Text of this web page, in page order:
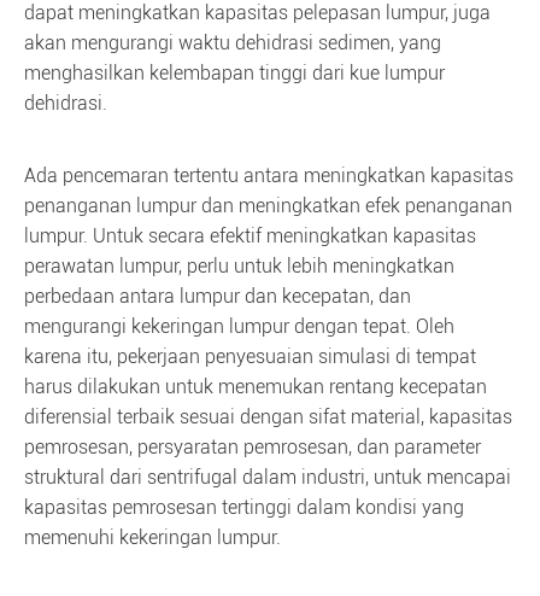
dapat meningkatkan kapasitas pelepasan lumpur, juga
akan mengurangi waktu dehidrasi sedimen, yang
menghasilkan kelembapan tinggi dari kue lumpur
dehidrasi.
Ada pencemaran tertentu antara meningkatkan kapasitas
penanganan lumpur dan meningkatkan efek penanganan
lumpur. Untuk secara efektif meningkatkan kapasitas
perawatan lumpur, perlu untuk lebih meningkatkan
perbedaan antara lumpur dan kecepatan, dan
mengurangi kekeringan lumpur dengan tepat. Oleh
karena itu, pekerjaan penyesuaian simulasi di tempat
harus dilakukan untuk menemukan rentang kecepatan
diferensial terbaik sesuai dengan sifat material, kapasitas
pemrosesan, persyaratan pemrosesan, dan parameter
struktural dari sentrifugal dalam industri, untuk mencapai
kapasitas pemrosesan tertinggi dalam kondisi yang
memenuhi kekeringan lumpur.